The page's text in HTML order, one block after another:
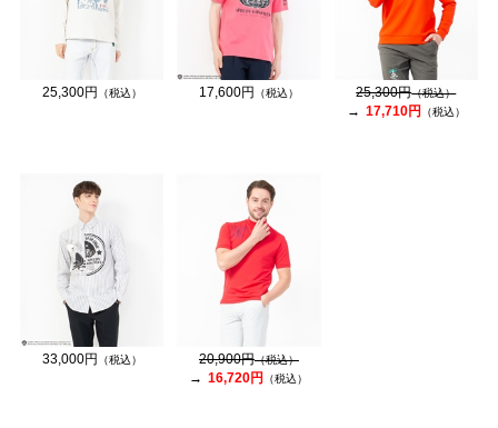
25,300円 （税込） 17,600円 （税込） 25,300円（税込）
17,710円 （税込）
33,000円 （税込） 20,900円（税込）
16,720円 （税込）